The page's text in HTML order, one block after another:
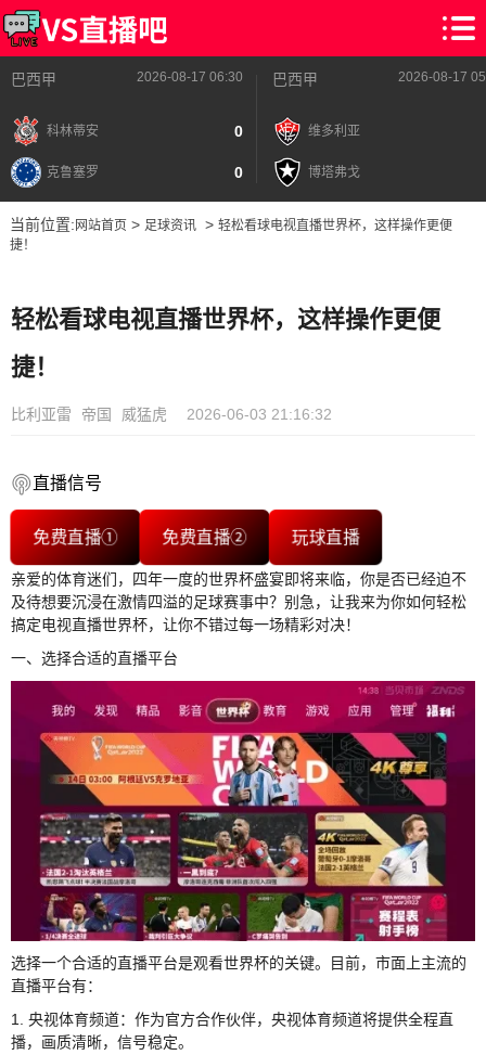
巴西甲 2026-08-17 06:30
科林蒂安 0
克鲁塞罗 0
巴西甲 2026-08-17
维多利亚
博塔弗戈
当前位置: 网站首页> 足球资讯> 轻松看球电视直播世界杯，这样操作更便
捷！
轻松看球电视直播世界杯，这样操作更便
捷！
比利亚雷 帝国 威猛虎 2026-06-03 21:16:32
直播信号
免费直播① 免费直播② 玩球直播
亲爱的体育迷们，四年一度的世界杯盛宴即将来临，你是否已经迫不
及待想要沉浸在激情四溢的足球赛事中？别急，让我来为你如何轻松
搞定电视直播世界杯，让你不错过每一场精彩对决！
一、选择合适的直播平台
选择一个合适的直播平台是观看世界杯的关键。目前，市面上主流的
直播平台有：
1. 央视体育频道：作为官方合作伙伴，央视体育频道将提供全程直
播，画质清晰，信号稳定。